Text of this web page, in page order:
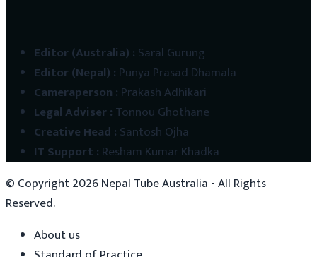
Editor (Australia) : Saral Gurung
Editor (Nepal) : Punya Prasad Dhamala
Cameraperson : Prakash Adhikari
Legal Adviser: Tonnou Ghothane
Creative Head : Santosh Ojha
IT Support : Resham Kumar Khadka
© Copyright2026Nepal Tube Australia - All Rights
Reserved.
About us